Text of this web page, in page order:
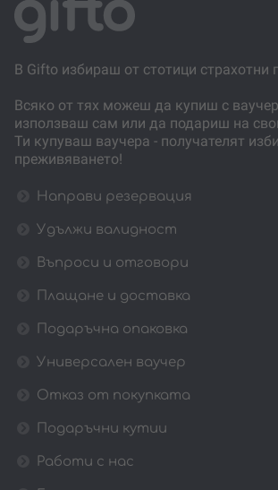
В Gifto избираш от стотици страхотни
Всяко от тях можеш да купиш с
използваш сам или да подариш на
Ти купуваш ваучера - получателят
преживяването!
Направи резервация
Удължи валидност
Въпроси и отговори
Плащане и доставка
Подаръчна опаковка
Универсален ваучер
Отказ от покупката
Подаръчни кутии
Работи с нас